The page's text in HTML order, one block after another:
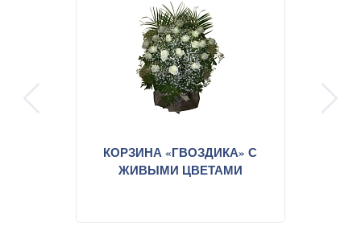
КОРЗИНА «ГВОЗДИКА» С
ЖИВЫМИ ЦВЕТАМИ